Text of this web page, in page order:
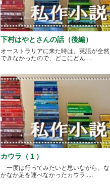
下村はやとさんの話（後編）
オーストラリアに来た時は、英語が全然
できなかったので、どこにどん.....
カウラ（１）
一度は行ってみたいと思いながら、な
かなか足を運べなかったカウラ.....